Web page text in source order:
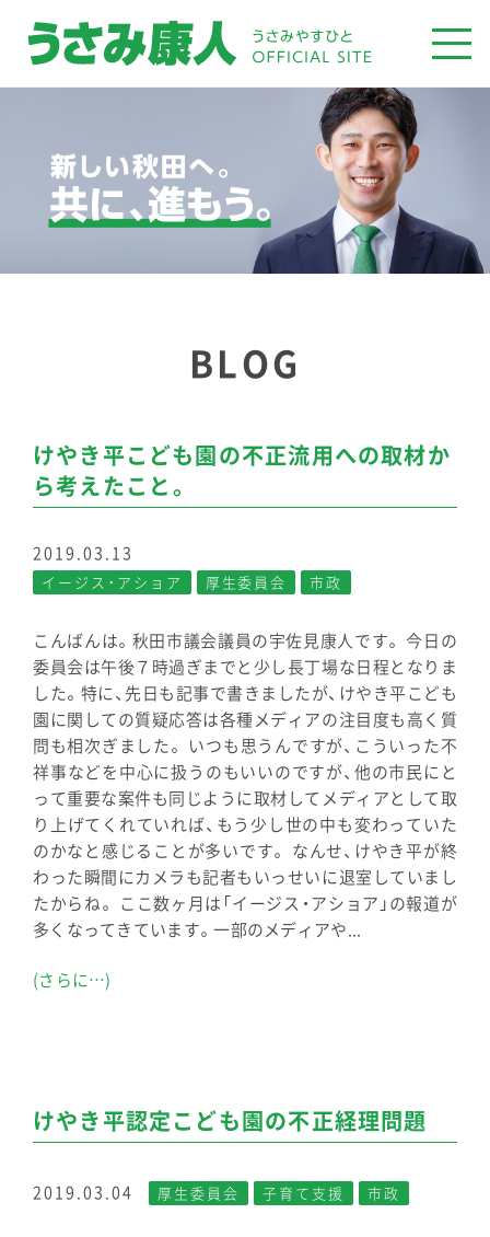
BLOG
けやき平こども園の不正流用への取材か
ら考えたこと。
2019.03.13
イージス・アショア 厚生委員会 市政
こんばんは。秋田市議会議員の宇佐見康人です。 今日の
委員会は午後７時過ぎまでと少し長丁場な日程となりま
した。特に、先日も記事で書きましたが、けやき平こども
園に関しての質疑応答は各種メディアの注目度も高く質
問も相次ぎました。 いつも思うんですが、こういった不
祥事などを中心に扱うのもいいのですが、他の市民にと
って重要な案件も同じように取材してメディアとして取
り上げてくれていれば、もう少し世の中も変わっていた
のかなと感じることが多いです。 なんせ、けやき平が終
わった瞬間にカメラも記者もいっせいに退室していまし
たからね。 ここ数ヶ月は「イージス・アショア」の報道が
多くなってきています。一部のメディアや...
(さらに…)
けやき平認定こども園の不正経理問題
2019.03.04 厚生委員会 子育て支援 市政